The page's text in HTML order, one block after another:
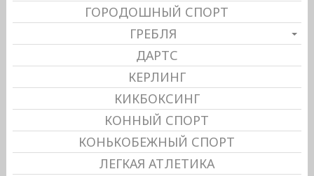
ГОРОДОШНЫЙ СПОРТ
ГРЕБЛЯ
ДАРТС
КЕРЛИНГ
КИКБОКСИНГ
КОННЫЙ СПОРТ
КОНЬКОБЕЖНЫЙ СПОРТ
ЛЕГКАЯ АТЛЕТИКА